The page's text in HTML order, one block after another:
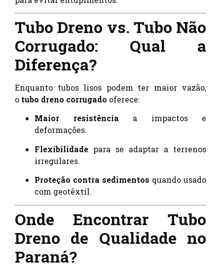
Tubo Dreno vs. Tubo Não
Corrugado: Qual a
Diferença?
Enquanto tubos lisos podem ter maior vazão,
o tubo dreno corrugado oferece:
Maior resistência a impactos e
deformações.
Flexibilidade para se adaptar a terrenos
irregulares.
Proteção contra sedimentos quando usado
com geotêxtil.
Onde Encontrar Tubo
Dreno de Qualidade no
Paraná?